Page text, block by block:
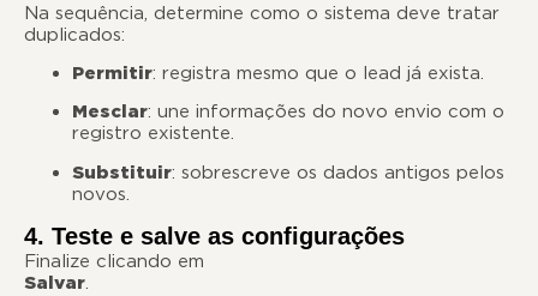
Na sequência, determine como o sistema deve tratar
duplicados:
Permitir: registra mesmo que o lead já exista.
Mesclar: une informações do novo envio com o
registro existente.
Substituir: sobrescreve os dados antigos pelos
novos.
4. Teste e salve as configurações
Finalize clicando em
Salvar.